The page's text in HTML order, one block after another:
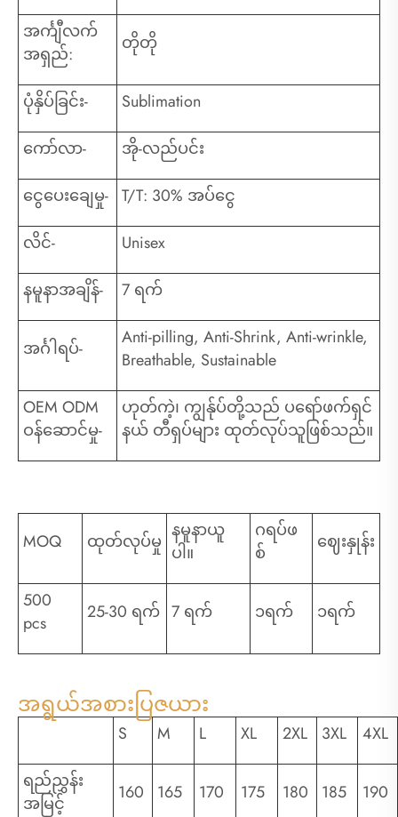
အင်္ကျီလက်
အရှည်:
တိုတို
ပုံနှိပ်ခြင်း- Sublimation
ကော်လာ- အို-လည်ပင်း
ငွေပေးချေမှု- T/T: 30% အပ်ငွေ
လိင်- Unisex
နမူနာအချိန်- 7 ရက်
အင်္ဂါရပ်-
Anti-pilling, Anti-Shrink, Anti-wrinkle,
Breathable, Sustainable
OEM ODM
ဝန်ဆောင်မှု-
ဟုတ်ကဲ့၊ ကျွန်ုပ်တို့သည် ပရော်ဖက်ရှင်
နယ် တီရှပ်များ ထုတ်လုပ်သူဖြစ်သည်။
MOQ ထုတ်လုပ်မှု နမူနာယူ
ပါ။
ဂရပ်ဖ
စ်
ဈေးနှုန်း
500
pcs
25-30 ရက် 7 ရက် ၁ရက် ၁ရက်
အရွယ်အစားပြဇယား
S M L XL 2XL 3XL 4XL
ရည်ညွှန်း
အမြင့်
160 165 170 175 180 185 190